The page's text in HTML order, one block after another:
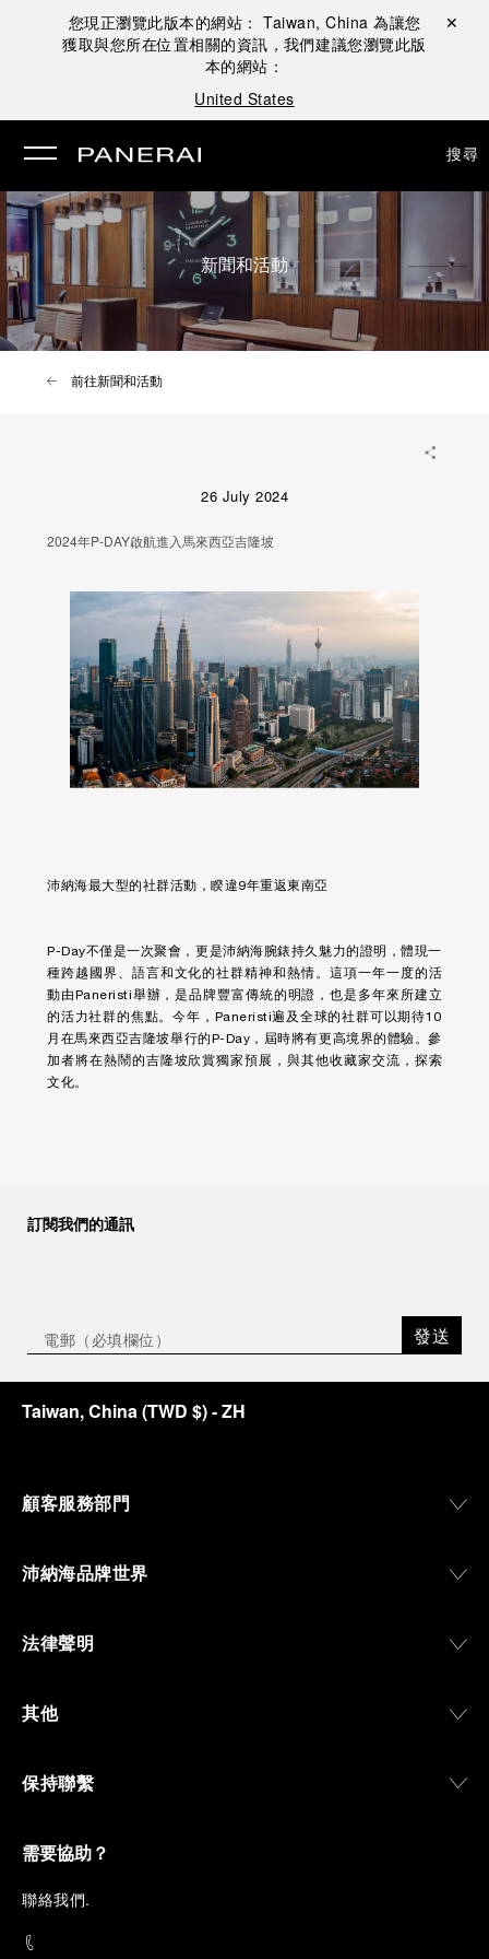
您現正瀏覽此版本的網站： Taiwan, China 為讓您
獲取與您所在位置相關的資訊，我們建議您瀏覽此版
本的網站：
United States
關閉 ✕
搜尋
新聞和活動
前往新聞和活動
26 July 2024
2024年P-DAY啟航進入馬來西亞吉隆坡
沛納海最大型的社群活動，睽違9年重返東南亞
P-Day不僅是一次聚會，更是沛納海腕錶持久魅力的證明，體現一
種跨越國界、語言和文化的社群精神和熱情。這項一年一度的活
動由Paneristi舉辦，是品牌豐富傳統的明證，也是多年來所建立
的活力社群的焦點。今年，Paneristi遍及全球的社群可以期待10
月在馬來西亞吉隆坡舉行的P-Day，屆時將有更高境界的體驗。參
加者將在熱鬧的吉隆坡欣賞獨家預展，與其他收藏家交流，探索
文化。
訂閱我們的通訊
發送
Taiwan, China(TWD $)- ZH
顧客服務部門
沛納海品牌世界
法律聲明
其他
保持聯繫
需要協助？
聯絡我們.